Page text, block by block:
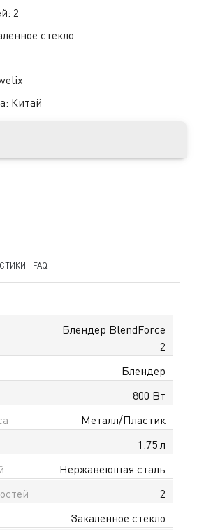
2
стекло
Китай
FAQ
Блендер BlendForce
2
Блендер
800 Вт
Металл/Пластик
1.75 л
Нержавеющая сталь
2
Закаленное стекло